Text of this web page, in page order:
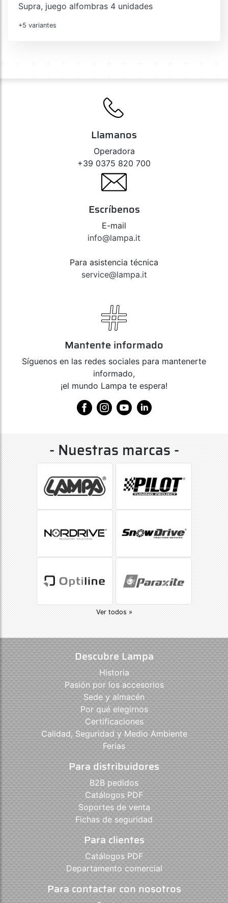
Supra, juego alfombras 4 unidades
+5 variantes
Llamanos
Operadora
+39 0375 820 700
Escríbenos
E-mail
info@lampa.it
Para asistencia técnica
service@lampa.it
Mantente informado
Síguenos en las redes sociales para mantenerte
informado,
¡el mundo Lampa te espera!
- Nuestras marcas -
Ver todos »
Descubre Lampa
Historia
Pasión por los accesorios
Sede y almacén
Por qué elegirnos
Certificaciones
Calidad, Seguridad y Medio Ambiente
Ferias
Para distribuidores
B2B pedidos
Catálogos PDF
Soportes de venta
Fichas de seguridad
Para clientes
Catálogos PDF
Departamento comercial
Para contactar con nosotros